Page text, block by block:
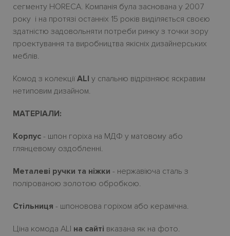
cегменту HORECA. Компанія була заснована у 2007
року і на протязі останніх 15 років виділяється своєю
здатністю задовольняти потреби ринку з точки зору
проектування та виробництва якісніх дизайнерських
меблів.
Комод з колекціїALI у спальню відрізняює яскравим
нетиповим дизайном.
МАТЕРІАЛИ:
Корпус - шпон горіха на МДФ у матовому або
глянцевому оздобленні.
Металеві ручки та ніжки - нержавіюча сталь з
полірованою золотою обробкою.
Стільниця - шпоновова горіхом або керамічна.
Ціна комода ALI на сайті вказана як на фото.